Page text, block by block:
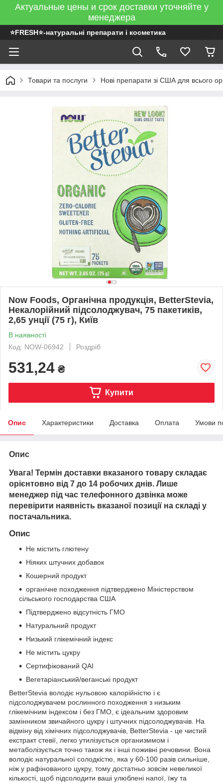
Актуальные цены и срок доставки уточняйте у
менеджера
⭐FRESH⭐-натуральні препарати і косметика
Товари та послуги Нові препарати зі США для всього
Now Foods, Органічна продукція, BetterStevia,
Некалорійний підсолоджувач, 75 пакетиків,
2,65 унції (75 г), Київ
В наявності
Код: NOW-06942
Роздріб
531,24 ₴
Купити
Опис Характеристики Доставка Оплата Умови
Опис
Увага! Термін доставки вказаного товару складає
орієнтовно від 7 до 14 робочих днів. Лише
менеджер під час телефонного дзвінка може
перевірити наявність вказаної позиції на складі у
постачальника.
Опис
Не містить глютену
Ніяких штучних добавок
Кошерний продукт
органічне походження підтверджено Міністерством
сільського господарства США
Підтверджено відсутність ГМО
Натуральний продукт
Низький глікемічний індекс
Не містить цукру
Сертифікований QAI
Вегетаріанський/веганські продукт
BetterStevia володіє нульовою калорійністю і є
підсолоджувачем рослинного походження з низьким
глікемічним індексом і без ГМО, є ідеальним здоровим
замінником звичайного цукру і штучних підсолоджувачів. На
відміну від хімічних підсолоджувачів, BetterStevia - це чистий
екстракт стевії, легко утилізується организммом і
метаболізується точно також як і інші поживні речовини. Вона
володіє натуральної солодкістю, яка у 60-100 разів сильніше,
ніж у рафінованого цукру, тому достатньо зовсім невеликої
кількості, щоб підсолодити ваші улюблені напої, їжу та